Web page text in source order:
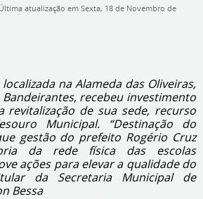
Última atualização em Sexta, 18 de Novembro de
na Alameda das Oliveiras,
recebeu investimento
revitalização de sua sede, recurso
Municipal. “Destinação do
gestão do prefeito Rogério Cruz
da rede física das escolas
ações para elevar a qualidade do
da Secretaria Municipal de
Bessa